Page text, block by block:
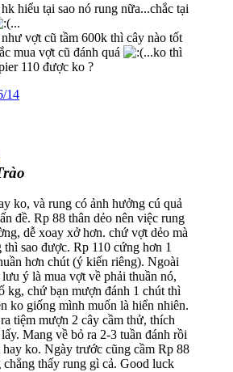
hiểu tại sao nó rung nữa...chắc tại
...
vợt cũ tầm 600k thì cây nào tốt
mua vợt cũ đánh quá
...ko thì
110 được ko ?
14
ko, và rung có ảnh hưởng cú quả
đề. Rp 88 thân dẻo nên việc rung
dễ xoay xở hơn. chứ vợt dẻo mà
sao được. Rp 110 cứng hơn 1
hơn chút (ý kiến riêng). Ngoài
lưu ý là mua vợt về phải thuần nó,
kg, chứ bạn mượn đánh 1 chút thì
ko giống mình muốn là hiển nhiên.
tiệm mượn 2 cây cầm thử, thích
Mang về bỏ ra 2-3 tuần đánh rồi
ko. Ngày trước cũng cầm Rp 88
thấy rung gì cả. Good luck